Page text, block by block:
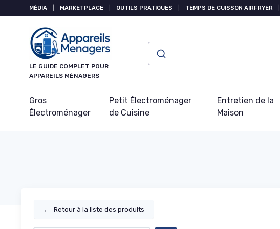
MÉDIA MARKETPLACE OUTILS PRATIQUES TEMPS DE CUISSON AIRFRYER
LE GUIDE COMPLET POUR
APPAREILS MÉNAGERS
Gros
Électroménager
Petit Électroménager
de Cuisine
Entretien de la
Maison
← Retour à la liste des produits
Panneau de gestion des cookies